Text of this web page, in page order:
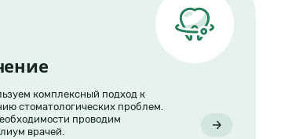
комплексный подход к
стоматологических проблем.
проводим
врачей.